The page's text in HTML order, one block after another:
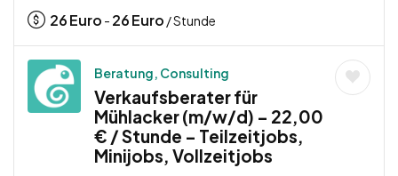
26Euro - 26Euro / Stunde
Beratung, Consulting
Verkaufsberater für
Mühlacker (m/w/d) – 22,00
€ / Stunde – Teilzeitjobs,
Minijobs, Vollzeitjobs